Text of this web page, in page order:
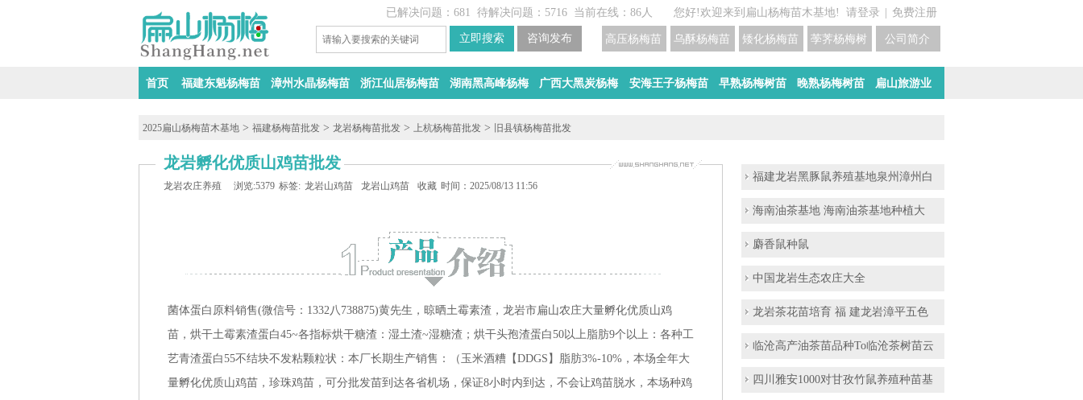
您好!欢迎来到扁山杨梅苗木基地! 请登录 免费注册
已解决问题：681 待解决问题：5716 当前在线：86人
公司简介
荸荠杨梅树苗培育
矮化杨梅苗价格
乌酥杨梅苗培育基地
高压杨梅苗
首页 福建东魁杨梅苗 漳州水晶杨梅苗 浙江仙居杨梅苗 湖南黑高峰杨梅 广西大黑炭杨梅 安海王子杨梅苗 早熟杨梅树苗 晚熟杨梅树苗 扁山旅游业
2025扁山杨梅苗木基地 > 福建杨梅苗批发 > 龙岩杨梅苗批发 > 上杭杨梅苗批发 > 旧县镇杨梅苗批发
龙岩孵化优质山鸡苗批发
龙岩农庄养殖 浏览:5379 标签: 龙岩山鸡苗孵化龙岩山鸡苗批发收藏 时间：2025/08/13 11:56
菌体蛋白原料销售(微信号：1332八738875)黄先生，晾晒土霉素渣，龙岩市扁山农庄大量孵化优质山鸡
苗，烘干土霉素渣蛋白45~各指标烘干糖渣：湿土渣~湿糖渣；烘干头孢渣蛋白50以上脂肪9个以上：各种工
艺青渣蛋白55不结块不发粘颗粒状：本厂长期生产销售：（玉米酒糟【DDGS】脂肪3%-10%，本场全年大
量孵化优质山鸡苗，珍珠鸡苗，可分批发苗到达各省机场，保证8小时内到达，不会让鸡苗脱水，本场种鸡
福建龙岩黑豚鼠养殖基地泉州漳州白
海南油茶基地 海南油茶基地种植大
麝香鼠种鼠
中国龙岩生态农庄大全
龙岩茶花苗培育 福 建龙岩漳平五色
临沧高产油茶苗品种To临沧茶树苗云
四川雅安1000对甘孜竹鼠养殖种苗基